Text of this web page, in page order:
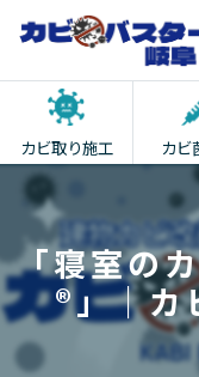
カビ取り施工 カビ
「寝室の
®︎」｜カ